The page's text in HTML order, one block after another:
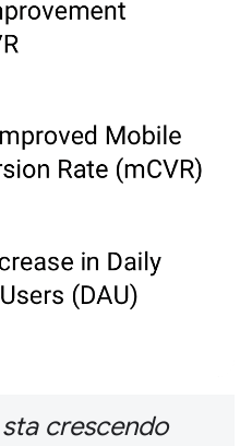
crescendo